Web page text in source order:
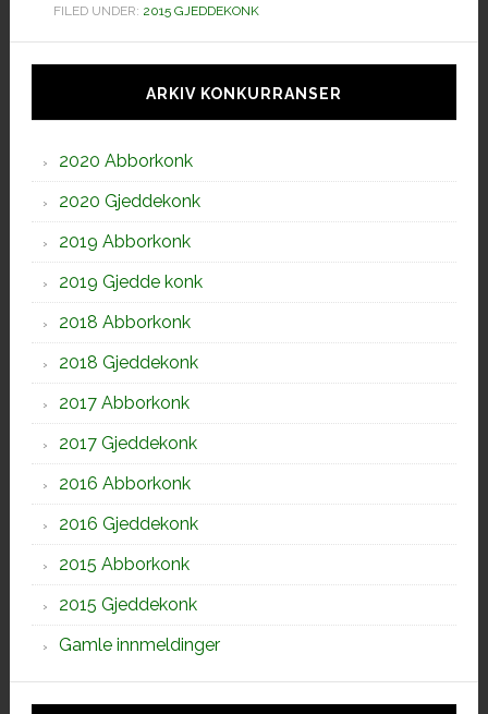
FILED UNDER: 2015 GJEDDEKONK
Hoved
ARKIV KONKURRANSER
2020 Abborkonk
2020 Gjeddekonk
2019 Abborkonk
2019 Gjedde konk
2018 Abborkonk
2018 Gjeddekonk
2017 Abborkonk
2017 Gjeddekonk
2016 Abborkonk
2016 Gjeddekonk
2015 Abborkonk
2015 Gjeddekonk
Gamle innmeldinger